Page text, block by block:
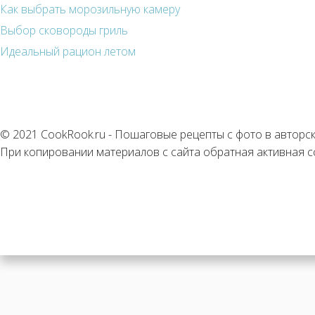
Как выбрать морозильную камеру
Выбор сковороды гриль
Идеальный рацион летом
© 2021 CookRook.ru - Пошаговые рецепты с фото в
При копировании материалов с сайта обратная активная